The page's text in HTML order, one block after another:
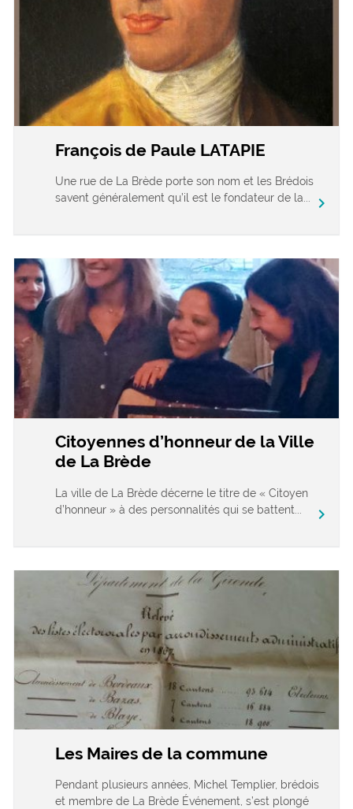
François de Paule LATAPIE
Une rue de La Brède porte son nom et les Brédois
savent généralement qu’il est le fondateur de la...
chevron_right
Citoyennes d’honneur de la Ville
de La Brède
La ville de La Brède décerne le titre de « Citoyen
d’honneur » à des personnalités qui se battent...
chevron_right
Les Maires de la commune
Pendant plusieurs années, Michel Templier, brédois
et membre de La Brède Événement, s’est plongé